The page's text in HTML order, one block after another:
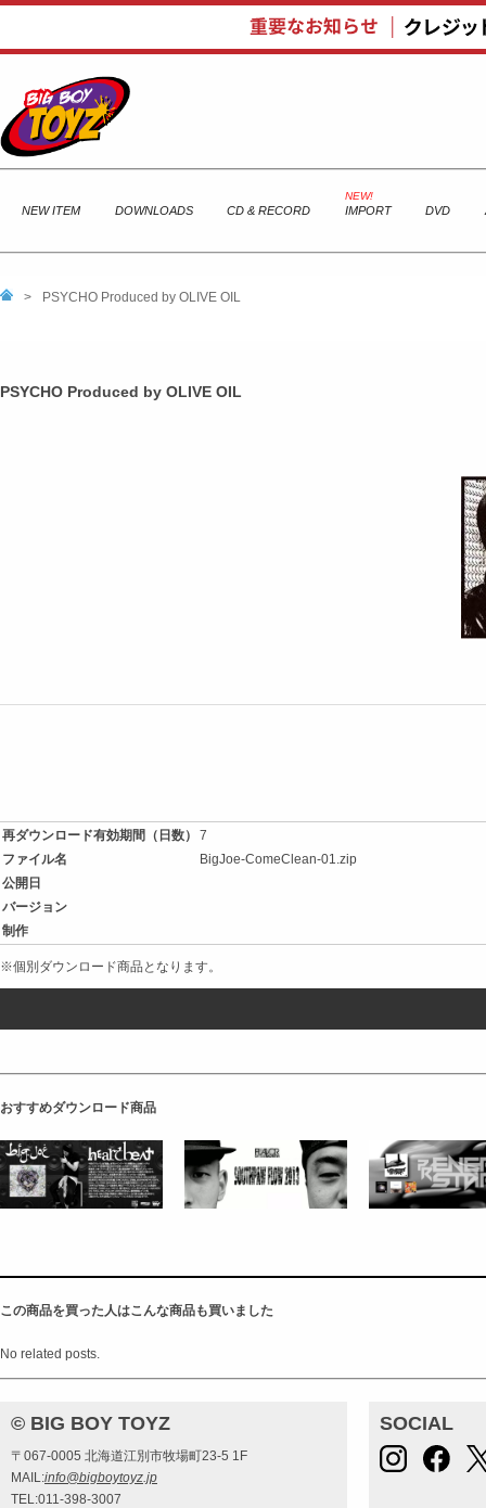
NEW ITEM DOWNLOADS CD & RECORD IMPORT DVD
> PSYCHO Produced by OLIVE OIL
PSYCHO Produced by OLIVE OIL
再ダウンロード有効期間（日数）
7
ファイル名
BigJoe-ComeClean-01.zip
公開日
バージョン
制作
※個別ダウンロード商品となります。
おすすめダウンロード商品
この商品を買った人はこんな商品も買いました
No related posts.
© BIG BOY TOYZ
〒067-0005 北海道江別市牧場町23-5 1F
MAIL:info@bigboytoyz.jp
TEL:011-398-3007
SOCIAL